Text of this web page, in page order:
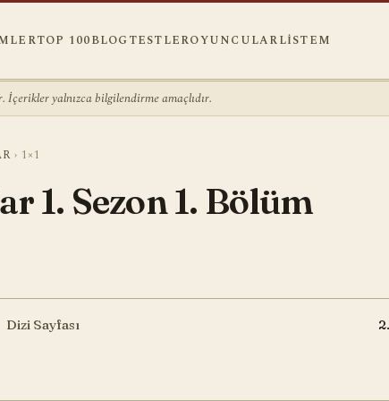
TOP 100BLOGTESTLEROYUNCULARLISTEM
yalnızca bilgilendirme amaçlıdır.
› 1×1
1. Sezon 1. Bölüm
Dizi Sayfası